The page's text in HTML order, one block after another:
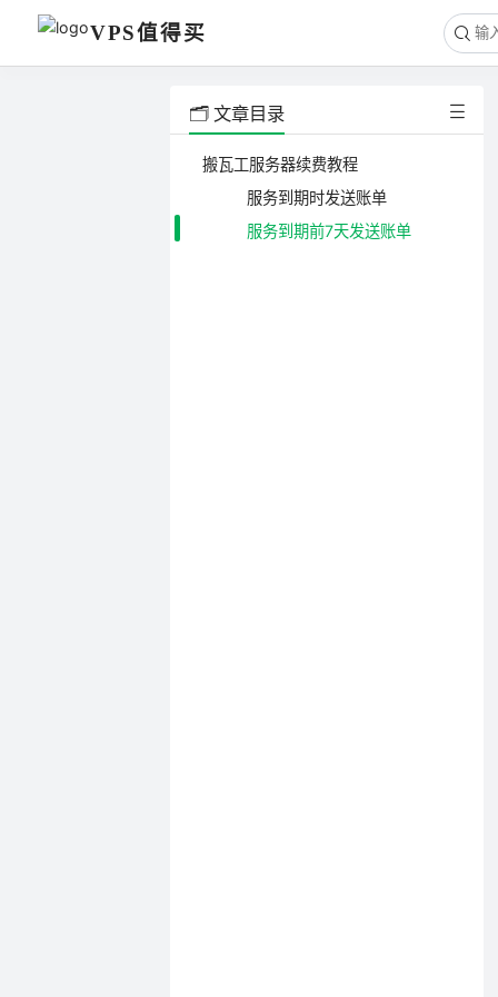
VPS值得买
🗂️ 文章目录
搬瓦工服务器续费教程
服务到期时发送账单
服务到期前7天发送账单